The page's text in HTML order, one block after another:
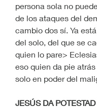
persona sola no
de los ataques del
cambio dos sí. Ya
del solo, del que se
quien lo pare>
eso quien da pie
solo en poder del
JESÚS DA